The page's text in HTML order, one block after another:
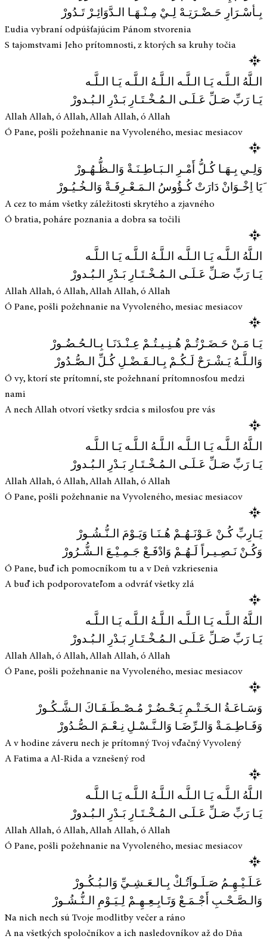
بِـأسْـرَارِ حَـضْـرَتِـهْ لِـيْ مِـنْـهَـا الـدَّوَائِـرْ تَـدُورْ
Ľudia vybraní odpúšťajúcim Pánom stvorenia
S tajomstvami Jeho prítomnosti, z ktorých sa kruhy točia
الـلَّهُ الـلَّـه يَـا الـلَّـه الـلَّـهُ الـلَّـه يَـا الـلَّـه
يَـا رَبِّ صَـلِّ عَـلَـى الـمُـخْـتَـارِ بَـدْرِ الـبُـدورْ
Allah Allah, ó Allah, Allah Allah, ó Allah
Ó Pane, pošli požehnanie na Vyvoleného, mesiac mesiacov
وَلِـي بِـهَـا كُـلُّ أَمْـرِ الـبَـاطِـنَـةْ وَالـظُّـهُـورْ
َیَا اِخْـوَانْ دَارَتْ كُـؤُوسُ الـمَـعْـرِفَـةْ وَالـخُـيُـورْ
A cez to mám všetky záležitosti skrytého a zjavného
Ó bratia, poháre poznania a dobra sa točili
الـلَّهُ الـلَّـه يَـا الـلَّـه الـلَّـهُ الـلَّـه يَـا الـلَّـه
يَـا رَبِّ صَـلِّ عَـلَـى الـمُـخْـتَـارِ بَـدْرِ الـبُـدورْ
Allah Allah, ó Allah, Allah Allah, ó Allah
Ó Pane, pošli požehnanie na Vyvoleného, mesiac mesiacov
يَـا مَـنْ حَـضَـرْتُـمْ هُـنِـيـتُـمْ عِـنْـدَنَـا بِـالـحُـضُـورْ
وَالـلَّـهُ يَـشْـرَحْ لَـكُـمْ بِـالـفَـضْـلِ كُـلِّ الـصُّـدُورْ
Ó vy, ktorí ste prítomní, ste požehnaní prítomnosťou medzi
nami
A nech Allah otvorí všetky srdcia s milosťou pre vás
الـلَّهُ الـلَّـه يَـا الـلَّـه الـلَّـهُ الـلَّـه يَـا الـلَّـه
يَـا رَبِّ صَـلِّ عَـلَـى الـمُـخْـتَـارِ بَـدْرِ الـبُـدورْ
Allah Allah, ó Allah, Allah Allah, ó Allah
Ó Pane, pošli požehnanie na Vyvoleného, mesiac mesiacov
يَـارِبِّ كُـنْ عَـوْنَـهُـمْ هُـنَـا وَيَـوْمَ الـنُّـشُـورْ
وَكُـنْ نَـصِـيـراً لَـهُـمْ وَادْفَـعْ جَـمِـيْـعَ الـشُّـرُورْ
Ó Pane, buď ich pomocníkom tu a v Deň vzkriesenia
A buď ich podporovateľom a odvráť všetky zlá
الـلَّهُ الـلَّـه يَـا الـلَّـه الـلَّـهُ الـلَّـه يَـا الـلَّـه
يَـا رَبِّ صَـلِّ عَـلَـى الـمُـخْـتَـارِ بَـدْرِ الـبُـدورْ
Allah Allah, ó Allah, Allah Allah, ó Allah
Ó Pane, pošli požehnanie na Vyvoleného, mesiac mesiacov
وَسَـاعَـةُ الـخَـتْـمِ يَـحْـضُـرْ مُـصْـطَـفَـاكَ الـشَّـكُـورْ
وَفَـاطِـمَـةْ وَالـرِّضَـا وَالـنَّـسْـلِ نِـعْـمَ الـصُّـدُورْ
A v hodine záveru nech je prítomný Tvoj vďačný Vyvolený
A Fatima a Al-Rida a vznešený rod
الـلَّهُ الـلَّـه يَـا الـلَّـه الـلَّـهُ الـلَّـه يَـا الـلَّـه
يَـا رَبِّ صَـلِّ عَـلَـى الـمُـخْـتَـارِ بَـدْرِ الـبُـدورْ
Allah Allah, ó Allah, Allah Allah, ó Allah
Ó Pane, pošli požehnanie na Vyvoleného, mesiac mesiacov
عَـلَـيْـهِـمُ صَـلَـواَتُـكْ بِـالـعَـشِـيِّ وَالـبُـكُـورْ
وَالـصَّـحْـبِ أَجْـمَـعْ وَتَـابِـعِـهِـمْ لِـيَـوْمِ الـنُّـشُـورْ
Na nich nech sú Tvoje modlitby večer a ráno
A na všetkých spoločníkov a ich nasledovníkov až do Dňa